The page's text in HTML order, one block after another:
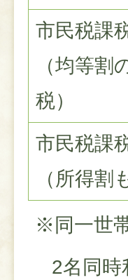
市民税課
（均等割
税）
市民税課
（所得割
※同一世
2名同時